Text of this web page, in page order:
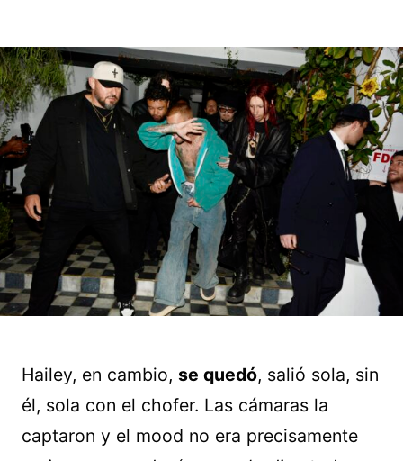
Hailey, en cambio, se quedó, salió sola, sin
él, sola con el chofer. Las cámaras la
captaron y el mood no era precisamente